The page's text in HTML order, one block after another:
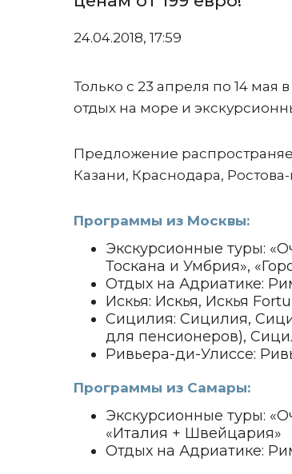
24.04.2018, 17:59
Только с 23 апреля по 14
отдых на море и
Предложение
Казани, Краснодара,
Программы из Москвы:
Экскурсионные туры:
Тоскана и Умбрия»,
Отдых на Адриатике:
Искья: Искья, Искья
Сицилия: Сицилия,
для пенсионеров),
Ривьера-ди-Улиссе:
Программы из Самары:
Экскурсионные туры:
«Италия + Швейцария»
Отдых на Адриатике: